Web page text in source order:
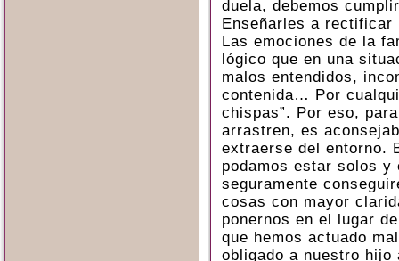
duela, debemos
Enseñarles a rectificar
Las emociones de la
lógico que en una
malos entendidos,
contenida… Por
chispas”. Por eso,
arrastren, es
extraerse del entorno.
podamos estar solos
seguramente
cosas con mayor
ponernos en el lugar
que hemos actuado
obligado a nuestro